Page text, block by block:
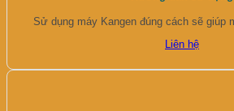
Sử dụng máy Kangen đúng cách sẽ giúp
Liên hệ